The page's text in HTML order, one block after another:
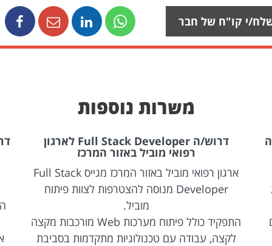
י קו"ח של חבר
משרות נוספות
דרוש/ה Full Stack Developer לארגון
רפואי מוביל באזור המרכז
ארגון רפואי מוביל באזור המרכז מגייס Full Stack
Developer מנוסה להצטרפות לצוות פיתוח
מוביל.
התפקיד כולל פיתוח מערכות Web מורכבות מקצה
לקצה, עבודה עם טכנולוגיות מתקדמות בסביבת